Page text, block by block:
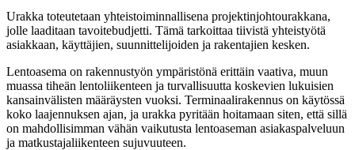
Urakka toteutetaan yhteistoiminnallisena projektinjohtourakkana,
jolle laaditaan tavoitebudjetti. Tämä tarkoittaa tiivistä yhteistyötä
asiakkaan, käyttäjien, suunnittelijoiden ja rakentajien kesken.
Lentoasema on rakennustyön ympäristönä erittäin vaativa, muun
muassa tiheän lentoliikenteen ja turvallisuutta koskevien lukuisien
kansainvälisten määräysten vuoksi. Terminaalirakennus on käytössä
koko laajennuksen ajan, ja urakka pyritään hoitamaan siten, että sillä
on mahdollisimman vähän vaikutusta lentoaseman asiakaspalveluun
ja matkustajaliikenteen sujuvuuteen.